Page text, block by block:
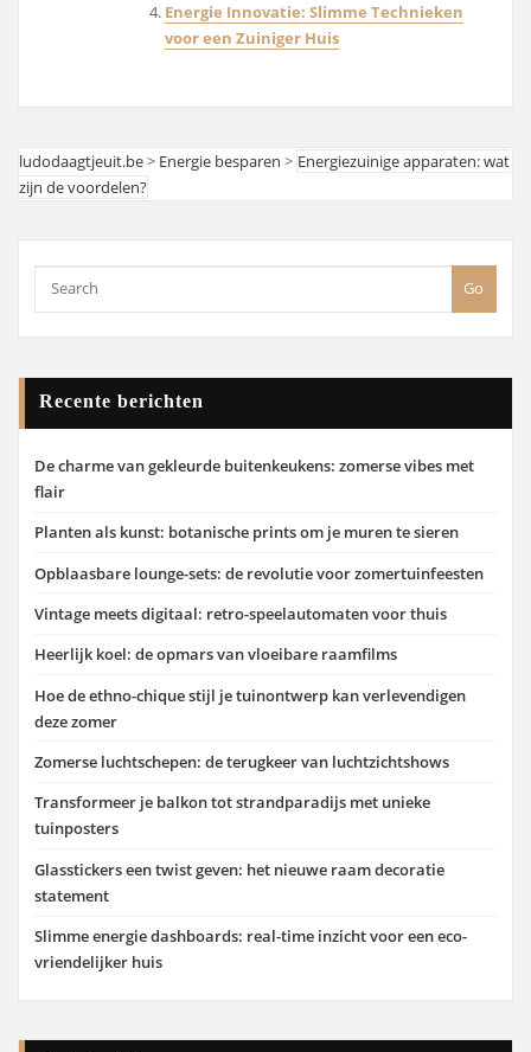
Energie Innovatie: Slimme Technieken
voor een Zuiniger Huis
ludodaagtjeuit.be> Energie besparen > Energiezuinige apparaten: wat
zijn de voordelen?
Go
Recente berichten
De charme van gekleurde buitenkeukens: zomerse vibes met
flair
Planten als kunst: botanische prints om je muren te sieren
Opblaasbare lounge-sets: de revolutie voor zomertuinfeesten
Vintage meets digitaal: retro-speelautomaten voor thuis
Heerlijk koel: de opmars van vloeibare raamfilms
Hoe de ethno-chique stijl je tuinontwerp kan verlevendigen
deze zomer
Zomerse luchtschepen: de terugkeer van luchtzichtshows
Transformeer je balkon tot strandparadijs met unieke
tuinposters
Glasstickers een twist geven: het nieuwe raam decoratie
statement
Slimme energie dashboards: real-time inzicht voor een eco-
vriendelijker huis